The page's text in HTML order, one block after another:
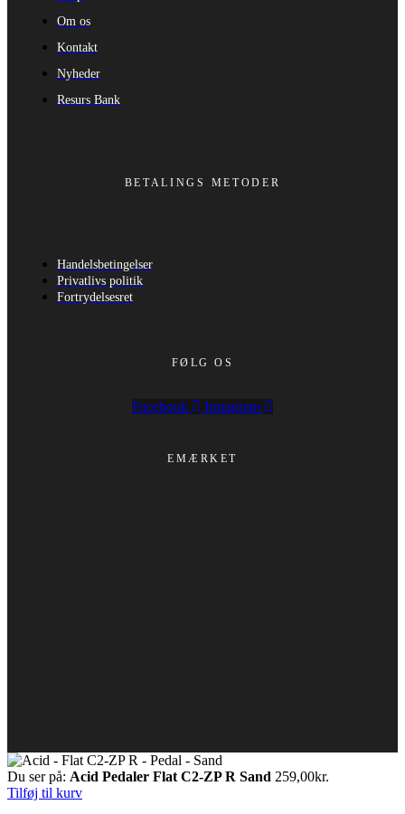
Om os
Kontakt
Nyheder
Resurs Bank
BETALINGS METODER
Handelsbetingelser
Privatlivs politik
Fortrydelsesret
FØLG OS
Facebook Instagram
EMÆRKET
Du ser på: Acid Pedaler Flat C2-ZP R Sand 259,00kr.
Tilføj til kurv